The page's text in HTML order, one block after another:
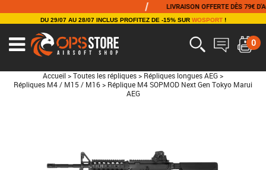
LIVRAISON OFFERTE DÈS 79€ D'ACHAT
DU 29/07 AU 28/07 INCLUS PROFITEZ DE -15% SUR WOSPORT!
0
Accueil > Toutes les répliques > Répliques longues AEG >
Répliques M4 / M15 / M16 > Réplique M4 SOPMOD Next Gen Tokyo Marui
AEG